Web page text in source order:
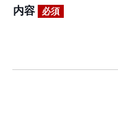
内容 必須